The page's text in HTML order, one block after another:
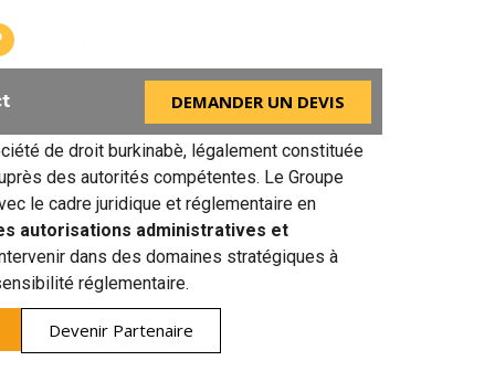
Bonheur ville
Localisation
DEMANDER UN DEVIS
de droit burkinabè, légalement constituée
des autorités compétentes. Le Groupe
le cadre juridique et réglementaire en
autorisations administratives et
dans des domaines stratégiques à
réglementaire.
Devenir Partenaire